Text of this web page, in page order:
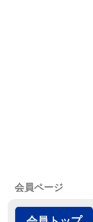
会員ページ